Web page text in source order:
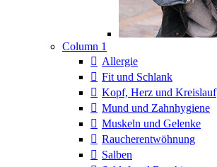
Column 1
Allergie
Fit und Schlank
Kopf, Herz und Kreislauf
Mund und Zahnhygiene
Muskeln und Gelenke
Raucherentwöhnung
Salben